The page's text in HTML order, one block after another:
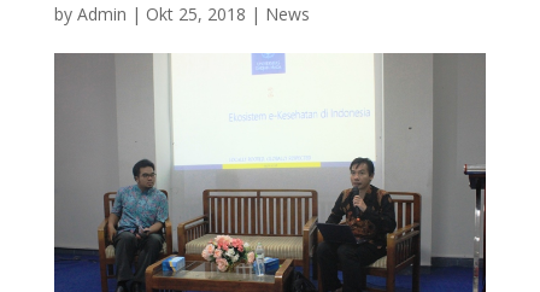
by Admin | Okt 25, 2018 | News